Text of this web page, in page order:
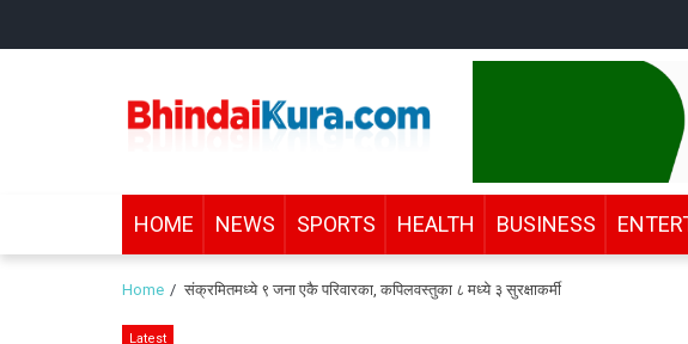
Bhindai Kura
HOME NEWS SPORTS HEALTH BUSINESS
Home संक्रमितमध्ये ९ जना एकै परिवारका, कपिलवस्तुका ८ मध्ये ३ सुरक्षाकर्मी
Latest